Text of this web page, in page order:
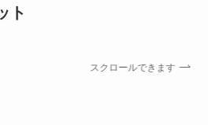
ト
スクロールできます